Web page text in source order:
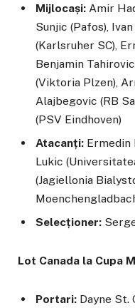
Mijlocași: Amir
Sunjic (Pafos),
(Karlsruher SC),
Benjamin
(Viktoria Plzen),
Alajbegovic (RB
(PSV Eindhoven)
Atacanți: Ermedin
Lukic
(Jagiellonia
Selecționer:
Lot Canada la Cupa
Portari: Dayne St.